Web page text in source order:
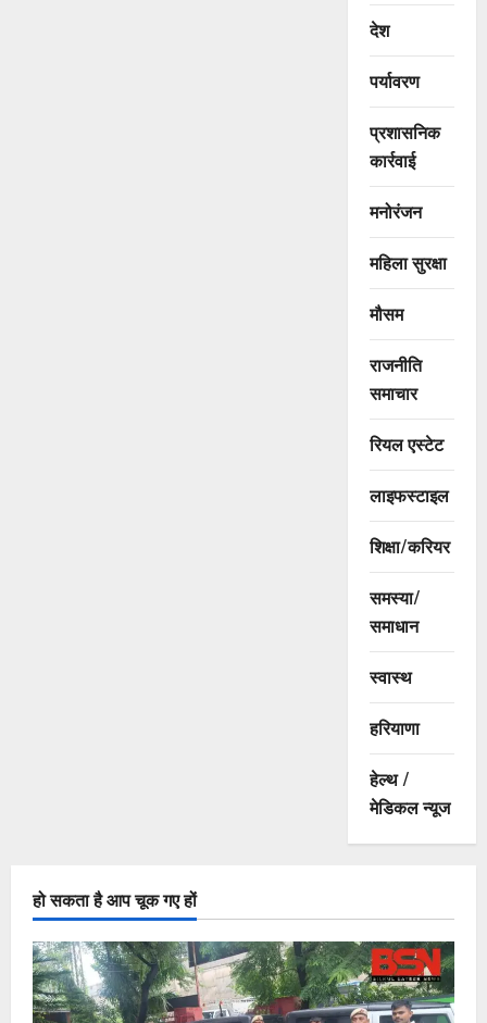
देश
पर्यावरण
प्रशासनिक
कार्रवाई
मनोरंजन
महिला सुरक्षा
मौसम
राजनीति
समाचार
रियल एस्टेट
लाइफस्टाइल
शिक्षा/करियर
समस्या/
समाधान
स्वास्थ
हरियाणा
हेल्थ /
मेडिकल न्यूज
हो सकता है आप चूक गए हों